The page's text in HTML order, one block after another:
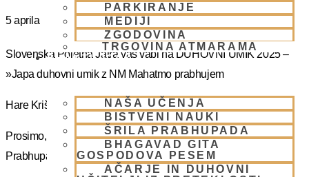
PARKIRANJE
MEDIJI
ZGODOVINA
TRGOVINA ATMARAMA
BHAKTI JOGA
NAŠA UČENJA
BISTVENI NAUKI
ŠRILA PRABHUPADA
BHAGAVAD GITA
GOSPODOVA PESEM
AČARJE IN DUHOVNI
5 aprila
Slovenska Poletna Jatra vas vabi na DUHOVNI UMIK 2025 –
»Japa duhovni umik z NM Mahatmo prabhujem
Hare Krišna, dragi bhakte!
Prosimo, sprejmite naše ponižno spoštovanje! Vsa slava Šrila
Prabhupadu!